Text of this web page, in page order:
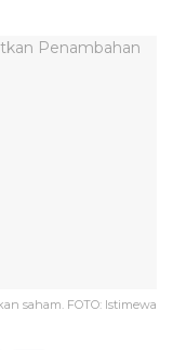
saham. FOTO: Istimewa